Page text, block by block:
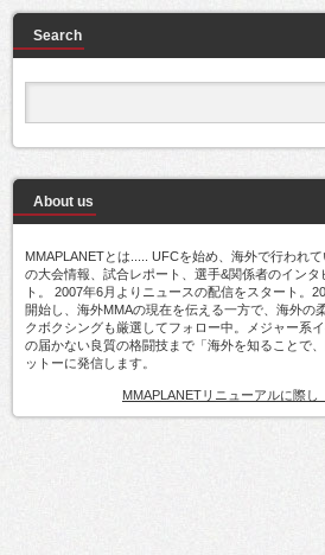
Search
About us
MMAPLANETとは..... UFCを始め、海外で行われて
の大会情報、試合レポート、選手&関係者のイン
ト。 2007年6月よりニュースの配信をスタート。
開始し、海外MMAの現在を伝える一方で、海外の
クボクシングも厳選してフォロー中。メジャー系
の届かない良質の格闘技まで「海外を知ることで
ットーに発信します。
MMAPLANETリニューアルに際し